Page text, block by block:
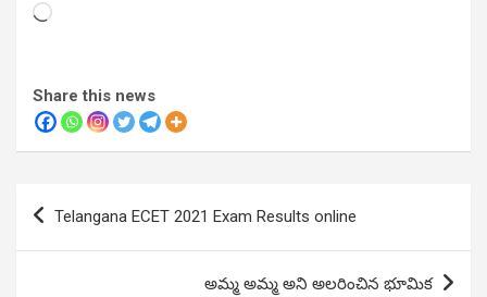
Loading…
Share this news
Post
navigation
Telangana ECET 2021 Exam Results online
అమ్మ అమ్మ అని అలరించిన భూమిక